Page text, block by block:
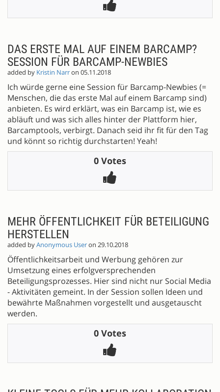
DAS ERSTE MAL AUF EINEM BARCAMP?
SESSION FÜR BARCAMP-NEWBIES
added by Kristin Narron 05.11.2018
Ich würde gerne eine Session für Barcamp-Newbies (=
Menschen, die das erste Mal auf einem Barcamp sind)
anbieten. Es wird erklärt, was ein Barcamp ist, wie es
abläuft und was sich alles hinter der Plattform hier,
Barcamptools, verbirgt. Danach seid ihr fit für den Tag
und könnt so richtig durchstarten! Yeah!
0 Votes
MEHR ÖFFENTLICHKEIT FÜR BETEILIGUNG
HERSTELLEN
added byAnonymous Useron 29.10.2018
Öffentlichkeitsarbeit und Werbung gehören zur
Umsetzung eines erfolgversprechenden
Beteiligungsprozesses. Hier sind nicht nur Social Media
- Aktivitäten gemeint. In der Session sollen Ideen und
bewährte Maßnahmen vorgestellt und ausgetauscht
werden.
0 Votes